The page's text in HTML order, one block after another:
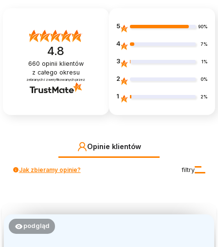
4.8
660 opinii klientów
z całego okresu
zebranych i zweryfikowanych przez
5 90%
4 7%
3 1%
2 0%
1 2%
Opinie klientów
filtry
Jak zbieramy opinie?
podgląd